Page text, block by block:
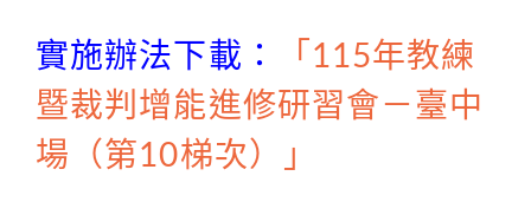
實施辦法下載：
「115年教練
暨裁判增能進修研習會－臺中
場（第10梯次）」